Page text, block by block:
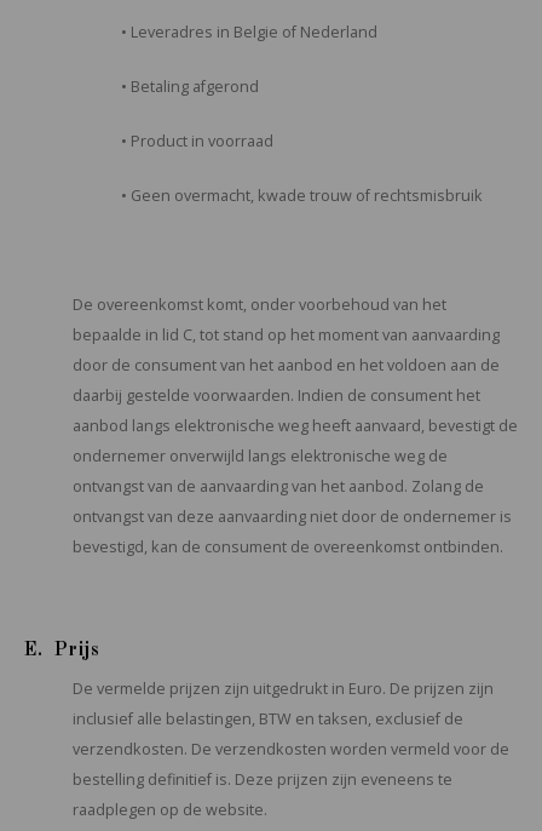
• Leveradres in Belgie of Nederland
• Betaling afgerond
• Product in voorraad
• Geen overmacht, kwade trouw of rechtsmisbruik
De overeenkomst komt, onder voorbehoud van het
bepaalde in lid C, tot stand op het moment van aanvaarding
door de consument van het aanbod en het voldoen aan de
daarbij gestelde voorwaarden. Indien de consument het
aanbod langs elektronische weg heeft aanvaard, bevestigt de
ondernemer onverwijld langs elektronische weg de
ontvangst van de aanvaarding van het aanbod. Zolang de
ontvangst van deze aanvaarding niet door de ondernemer is
bevestigd, kan de consument de overeenkomst ontbinden.
E. Prijs
De vermelde prijzen zijn uitgedrukt in Euro. De prijzen zijn
inclusief alle belastingen, BTW en taksen, exclusief de
verzendkosten. De verzendkosten worden vermeld voor de
bestelling definitief is. Deze prijzen zijn eveneens te
raadplegen op de website.